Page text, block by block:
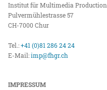
Institut für Multimedia Production
Pulvermühlestrasse 57
CH-7000 Chur
Tel.:+41 (0)81 286 24 24
E-Mail:imp@fhgr.ch
IMPRESSUM